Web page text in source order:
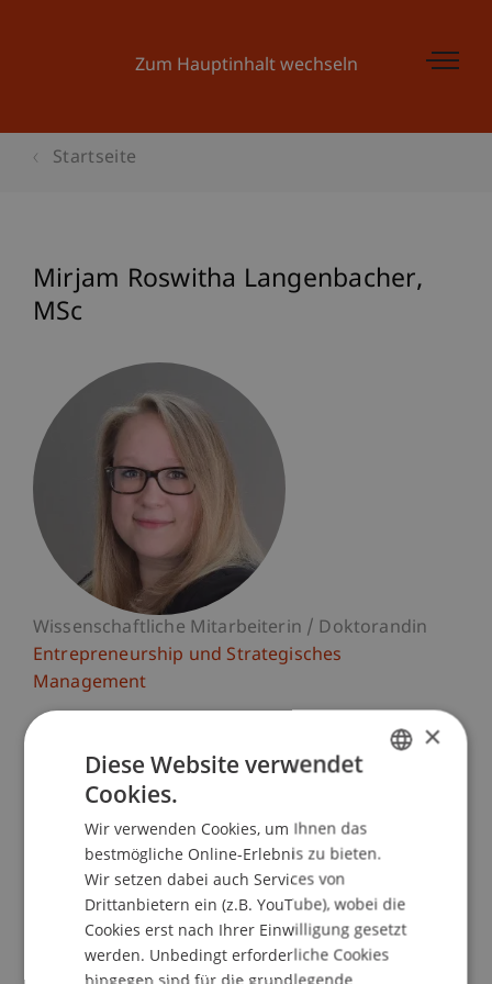
Zum Hauptinhalt wechseln
Startseite
Mirjam Roswitha Langenbacher
MSc
Wissenschaftliche Mitarbeiterin / Doktorandin
Entrepreneurship und Strategisches
Management
Fürst-Franz-Josef-Strasse
9490 Vaduz
T. +423 265 13 10
mirjam.langenbacher@uni.li
×
Diese Website verwendet
Cookies.
Wir verwenden Cookies, um Ihnen das
bestmögliche Online-Erlebnis zu bieten.
Wir setzen dabei auch Services von
Drittanbietern ein (z.B. YouTube), wobei die
Cookies erst nach Ihrer Einwilligung gesetzt
werden. Unbedingt erforderliche Cookies
hingegen sind für die grundlegende